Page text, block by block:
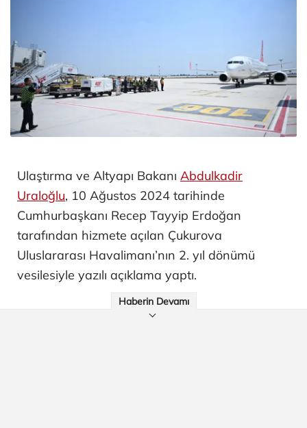
Ulaştırma ve Altyapı Bakanı Abdulkadir
Uraloğlu, 10 Ağustos 2024 tarihinde
Cumhurbaşkanı Recep Tayyip Erdoğan
tarafından hizmete açılan Çukurova
Uluslararası Havalimanı’nın 2. yıl dönümü
vesilesiyle yazılı açıklama yaptı.
Haberin Devamı